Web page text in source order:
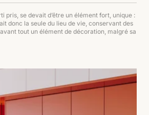
pris, se devait d’être un élément fort, unique :
donc la seule du lieu de vie, conservant des
tout un élément de décoration, malgré sa